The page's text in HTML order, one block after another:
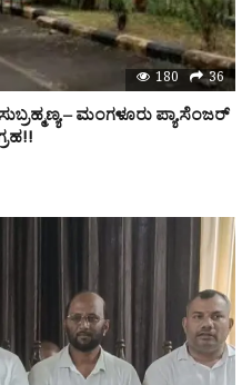
180 36
– ಮಂಗಳೂರು ಪ್ಯಾಸೆಂಜರ್